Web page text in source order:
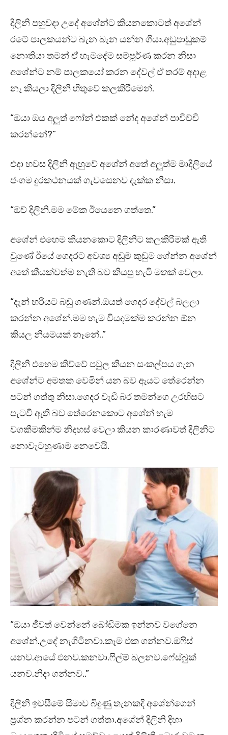
දිලිනි පහුවදා උදේ අශේන්ට කියනකොටත් අශේන්
රටේ පාලකයන්ට බැන බැන යන්න ගියා.අඩුපාඩුකම්
නොතියා තමන් ඒ හැමදේම සම්පූර්ණ කරන නිසා
අශේන්ට නම් පාලකයෝ කරන දේවල් ඒ තරම් අදාළ
නෑ කියලා දිලිනි හිතුවේ කලකිරීමෙන්.
“ඔයා ඔය අලුත් ෆෝන් එකක් නේද අශේන් පාවිච්චි
කරන්නේ?”
එදා හවස දිලිනි ඇහුවේ අශේන් අතේ අලුත්ම මාදිලියේ
ජංගම දුරකථනයක් ගැවසෙනව දැක්ක නිසා.
“ඔව් දිලිනි.මම මේක ඊයෙනෙ ගත්තෙ.”
අශේන් එහෙම කියනකොට දිලිනිට කලකිරීමක් ඇති
වුණේ ඊයේ ගෙදරට අවශ්‍ය අඩුම කුඩුම ගේන්න අශේන්
අතේ කීයක්වත්ම නැති බව කියපු හැටි මතක් වෙලා.
“දැන් හරියට බඩු ගණන්.ඔයත් ගෙදර දේවල් බලලා
කරන්න අශේන්.මම හැම වියදමක්ම කරන්න ඕන
කියල නියමයක් නෑනේ..”
දිලිනි එහෙම කිව්වේ පවුල කියන සංකල්පය ගැන
අශේන්ට අමතක වෙමින් යන බව ඇයට තේරෙන්න
පටන් ගත්තු නිසා.ගෙදර වැඩි බර තමන්ගෙ උරහිසට
පැටවී ඇති බව තේරෙනකොට අශේන් හැම
වගකීමකින්ම නිදහස් වෙලා කියන කාරණාවත් දිලිනිට
නොවැටහුණාම නෙවෙයි.
“ඔයා ජීවත් වෙන්නේ බෝඩිමක ඉන්නව වගේනෙ
අශේන්.උදේ නැගිටිනවා.කෑම එක ගන්නව.ඔෆිස්
යනව.ආයේ එනව.කනවා.ෆිල්ම් බලනව.ෆේස්බුක්
යනව.නිදා ගන්නව..”
දිලිනි ඉවසීමේ සීමාව බිඳුණු තැනකදි අශේන්ගෙන්
ප්‍රශ්න කරන්න පටන් ගත්තා.අශේන් දිලිනි දිහා